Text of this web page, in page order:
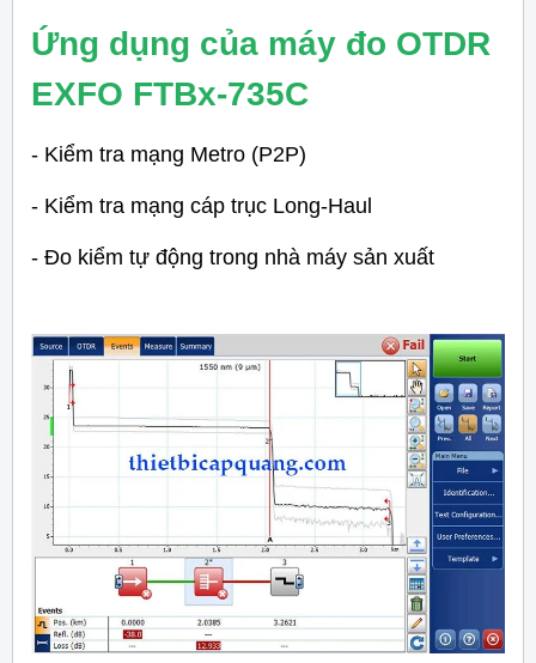
Ứng dụng của máy đo OTDR
EXFO FTBx-735C
- Kiểm tra mạng Metro (P2P)
- Kiểm tra mạng cáp trục Long-Haul
- Đo kiểm tự động trong nhà máy sản xuất